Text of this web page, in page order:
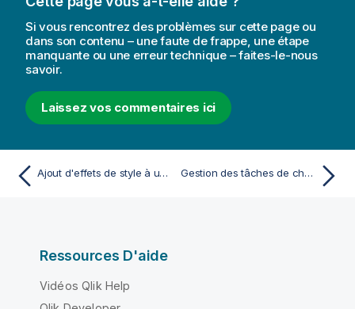
Si vous rencontrez des problèmes sur cette page ou
dans son contenu – une faute de frappe, une étape
manquante ou une erreur technique – faites-le-nous
savoir.
Laissez vos commentaires ici
Ajout d'effets de style à une application Gestion des tâches de chargement d'applications
Ressources D'aide
Vidéos Qlik Help